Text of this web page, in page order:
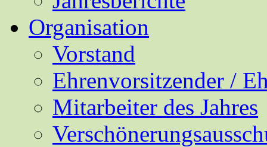
Organisation
Vorstand
Ehrenvorsitzender /
Mitarbeiter des Jahres